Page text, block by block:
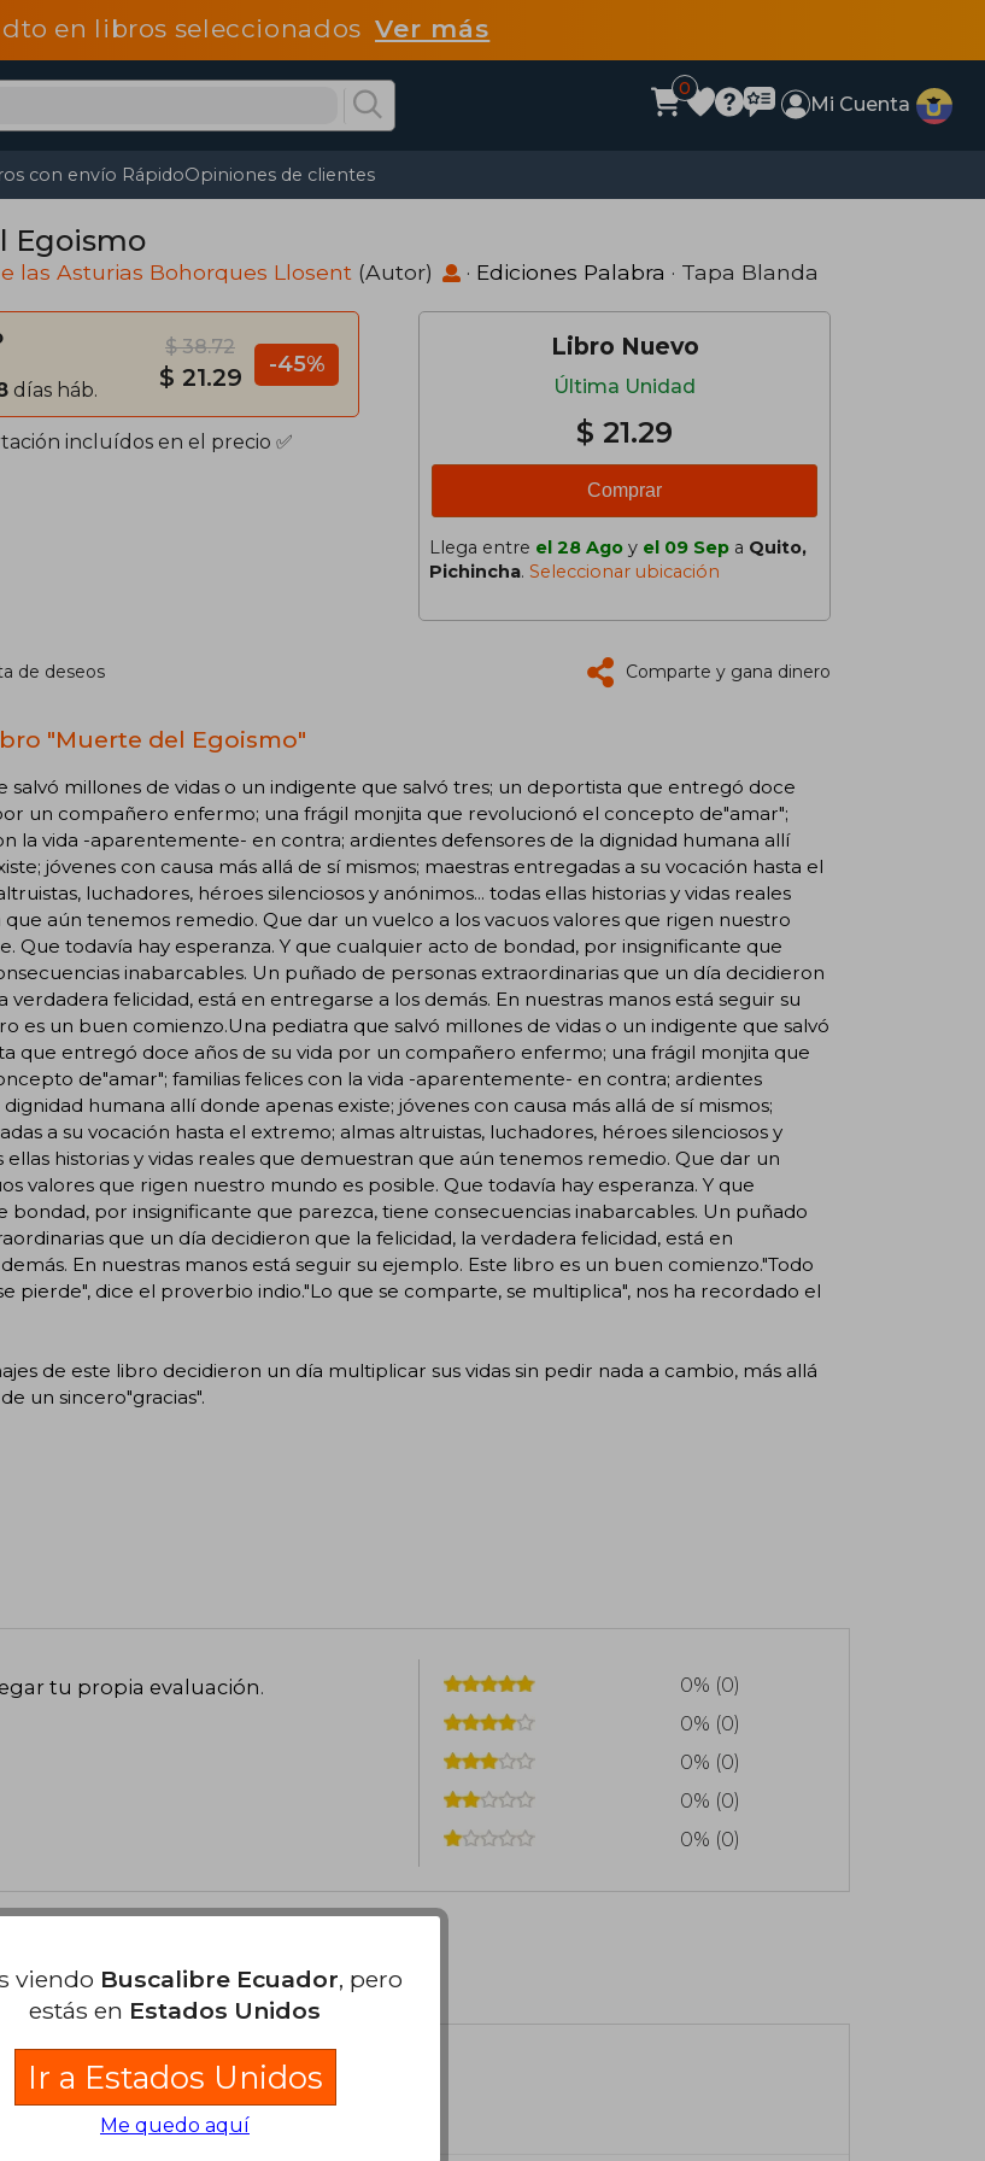
dto en libros seleccionadosVer más
0
Mi Cuenta
con envío RápidoOpiniones de clientes
Egoismo
las Asturias Bohorques Llosent (Autor) · Ediciones Palabra · Tapa Blanda
días háb.
$ 38.72
$ 21.29 -45%
incluídos en el precio ✅
Libro Nuevo
Última Unidad
$ 21.29
Comprar
Llega entre el 28 Ago y el 09 Sep a Quito,
Pichincha. Seleccionar ubicación
de deseos Comparte y gana dinero
"Muerte del Egoismo"
salvó millones de vidas o un indigente que salvó tres; un deportista que entregó doce
un compañero enfermo; una frágil monjita que revolucionó el concepto de"amar";
la vida -aparentemente- en contra; ardientes defensores de la dignidad humana allí
jóvenes con causa más allá de sí mismos; maestras entregadas a su vocación hasta el
luchadores, héroes silenciosos y anónimos... todas ellas historias y vidas reales
aún tenemos remedio. Que dar un vuelco a los vacuos valores que rigen nuestro
Que todavía hay esperanza. Y que cualquier acto de bondad, por insignificante que
inabarcables. Un puñado de personas extraordinarias que un día decidieron
verdadera felicidad, está en entregarse a los demás. En nuestras manos está seguir su
es un buen comienzo.Una pediatra que salvó millones de vidas o un indigente que salvó
que entregó doce años de su vida por un compañero enfermo; una frágil monjita que
de"amar"; familias felices con la vida -aparentemente- en contra; ardientes
humana allí donde apenas existe; jóvenes con causa más allá de sí mismos;
a su vocación hasta el extremo; almas altruistas, luchadores, héroes silenciosos y
ellas historias y vidas reales que demuestran que aún tenemos remedio. Que dar un
valores que rigen nuestro mundo es posible. Que todavía hay esperanza. Y que
bondad, por insignificante que parezca, tiene consecuencias inabarcables. Un puñado
que un día decidieron que la felicidad, la verdadera felicidad, está en
En nuestras manos está seguir su ejemplo. Este libro es un buen comienzo."Todo
pierde", dice el proverbio indio."Lo que se comparte, se multiplica", nos ha recordado el
de este libro decidieron un día multiplicar sus vidas sin pedir nada a cambio, más allá
un sincero"gracias".
tu propia evaluación.
0% (0)
0% (0)
0% (0)
0% (0)
0% (0)
viendo Buscalibre Ecuador, pero
estás en Estados Unidos
Ir a Estados Unidos
Me quedo aquí